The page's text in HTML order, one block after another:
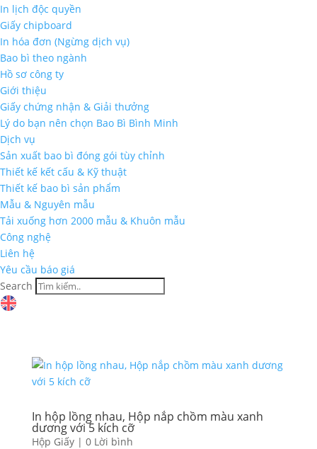
In lịch độc quyền
Giấy chipboard
In hóa đơn (Ngừng dịch vụ)
Bao bì theo ngành
Hồ sơ công ty
Giới thiệu
Giấy chứng nhận & Giải thưởng
Lý do bạn nên chọn Bao Bì Bình Minh
Dịch vụ
Sản xuất bao bì đóng gói tùy chỉnh
Thiết kế kết cấu & Kỹ thuật
Thiết kế bao bì sản phẩm
Mẫu & Nguyên mẫu
Tải xuống hơn 2000 mẫu & Khuôn mẫu
Công nghệ
Liên hệ
Yêu cầu báo giá
Search
In hộp lồng nhau, Hộp nắp chồm màu xanh
dương với 5 kích cỡ
Hộp Giấy| 0 Lời bình